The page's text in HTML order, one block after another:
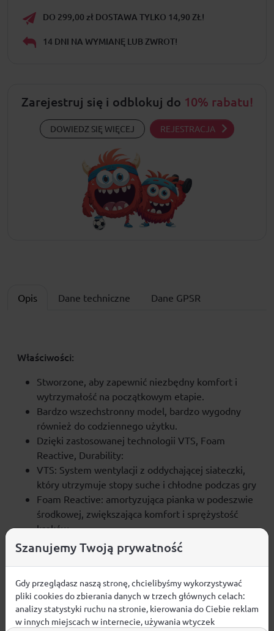
DO 299,00 zł DOSTAWA TYLKO 14,90 ZŁ!
14 DNI NA WYMIANĘ LUB ZWROT!
Zarejestruj się i odblokuj do 10% rabatu!
DOWIEDZ SIĘ WIĘCEJ REJESTRACJA
Opis Dane techniczne Dane GPSR
Właściwości:
Stworzone, aby zapewnić niezbędny komfort i
wytrzymałość na początkowym etapie.
Bardzo wszechstronny model, bardzo wygodny
również do codziennego użytku.
Dzięki zastosowanej technologii VTS, Foam
Reactive, Durability:
VTS: System wentylacji z oddychającej siateczki,
który utrzymuje stopy suche i chłodne podczas gry
Foam Reactive: amortyzująca pianka w podeszwie
środkowej, zwiększająca komfort i sprężystość
kroków
Durability: Podeszwa odporność na ścieranie.
Opinie
Szanujemy Twoją prywatność
Gdy przeglądasz naszą stronę, chcielibyśmy wykorzystywać
pliki cookies do zbierania danych w trzech głównych celach:
analizy statystyki ruchu na stronie, kierowania do Ciebie reklam
w innych miejscach w internecie, używania wtyczek